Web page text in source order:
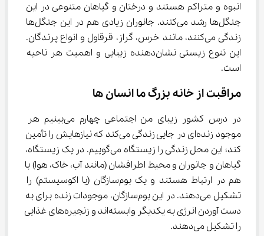
انبوه و متراکم هستند و درختان و گیاهان متنوعی در این
جنگل‌ها رشد می‌کنند. جانوران زیادی هم در این جنگل‌ها
زندگی می‌کنند، مانند خرس، گراز، قرقاول و انواع پرندگان.
این تنوع زیستی نشان‌دهنده زیبایی و اهمیت هر ناحیه
است.
مراقبت از خانه بزرگ ما انسان ها
در درس کشور زیبای من اجتماعی چهارم می‌بینیم هر
موجود زنده‌ای در جایی زندگی می‌کند که نیازهایش را تأمین
کند؛ این محل زندگی را زیستگاه می‌گوییم. در یک زیستگاه،
گیاهان و جانوران و محیط اطرافشان (مانند آب، خاک، هوا) با
هم در ارتباط هستند و یک بوم‌سازگان (یا اکوسیستم) را
تشکیل می‌دهند. در این بوم‌سازگان، موجودات زنده برای به
دست آوردن انرژی به یکدیگر وابسته‌اند و زنجیره‌های غذایی
را تشکیل می‌دهند.